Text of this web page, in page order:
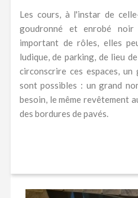
Les cours, à l'instar de
goudronné et enrobé
important de rôles, elles
ludique, de parking, de lieu
circonscrire ces espaces,
sont possibles : un grand
besoin, le même revêtement
des bordures de pavés.